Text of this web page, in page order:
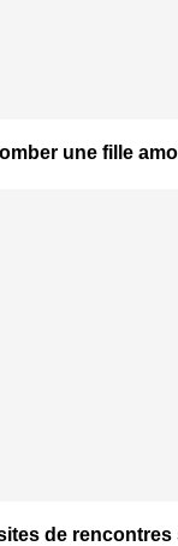
une fille
de rencontres